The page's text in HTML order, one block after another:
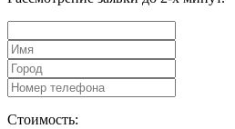
Стоимость: